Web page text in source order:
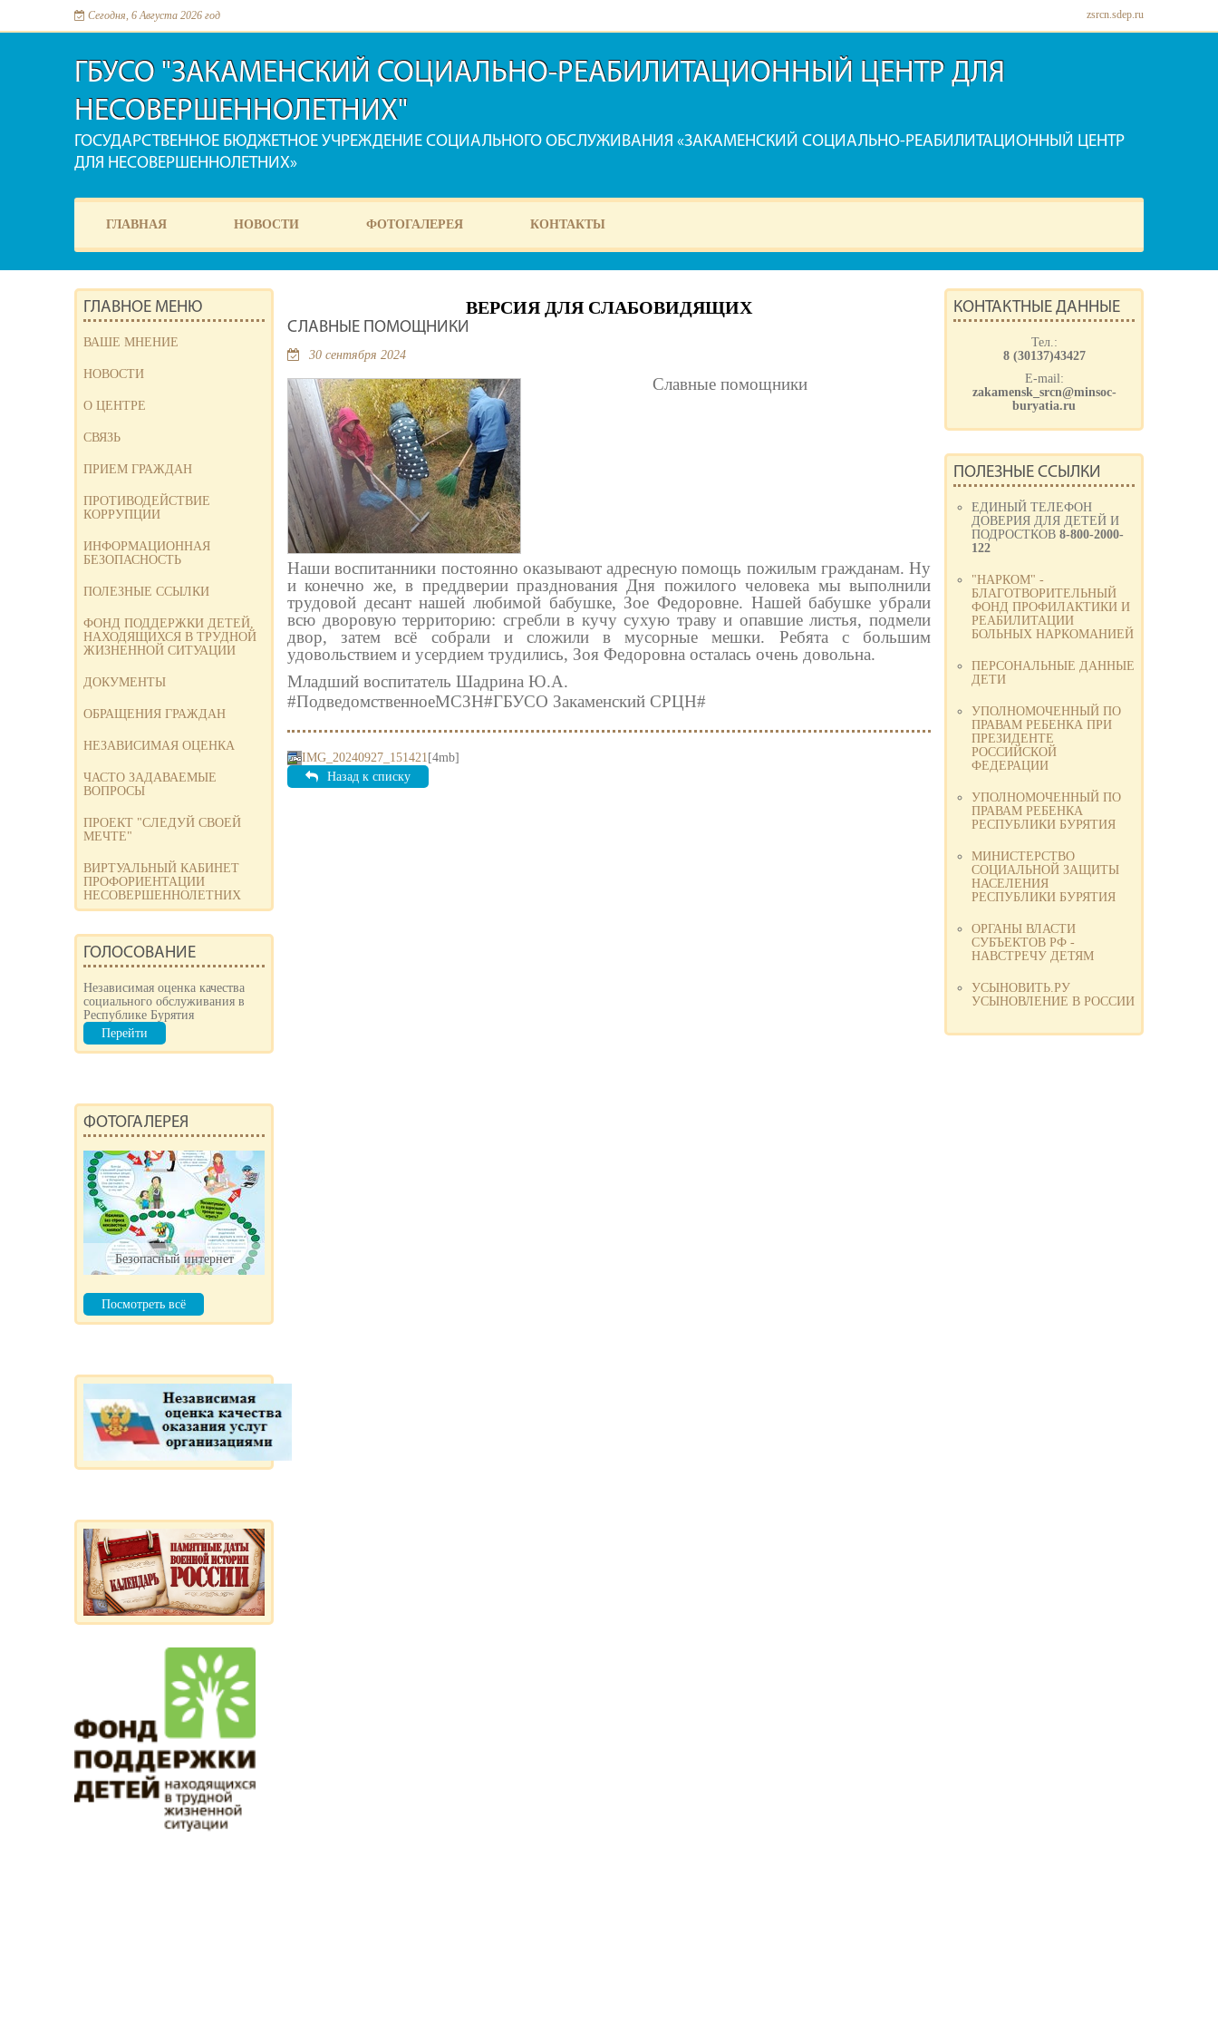
Сегодня, 6 Августа 2026 год zsrcn.sdep.ru
ГБУСО "ЗАКАМЕНСКИЙ СОЦИАЛЬНО-РЕАБИЛИТАЦИОННЫЙ ЦЕНТР ДЛЯ
НЕСОВЕРШЕННОЛЕТНИХ"
ГОСУДАРСТВЕННОЕ БЮДЖЕТНОЕ УЧРЕЖДЕНИЕ СОЦИАЛЬНОГО ОБСЛУЖИВАНИЯ «ЗАКАМЕНСКИЙ СОЦИАЛЬНО-РЕАБИЛИТАЦИОННЫЙ ЦЕНТР
ДЛЯ НЕСОВЕРШЕННОЛЕТНИХ»
ГЛАВНАЯ НОВОСТИ ФОТОГАЛЕРЕЯ КОНТАКТЫ
ГЛАВНОЕ МЕНЮ
ВАШЕ МНЕНИЕ
НОВОСТИ
О ЦЕНТРЕ
СВЯЗЬ
ПРИЕМ ГРАЖДАН
ПРОТИВОДЕЙСТВИЕ
КОРРУПЦИИ
ИНФОРМАЦИОННАЯ
БЕЗОПАСНОСТЬ
ПОЛЕЗНЫЕ ССЫЛКИ
ФОНД ПОДДЕРЖКИ ДЕТЕЙ,
НАХОДЯЩИХСЯ В ТРУДНОЙ
ЖИЗНЕННОЙ СИТУАЦИИ
ДОКУМЕНТЫ
ОБРАЩЕНИЯ ГРАЖДАН
НЕЗАВИСИМАЯ ОЦЕНКА
ЧАСТО ЗАДАВАЕМЫЕ
ВОПРОСЫ
ПРОЕКТ "СЛЕДУЙ СВОЕЙ
МЕЧТЕ"
ВИРТУАЛЬНЫЙ КАБИНЕТ
ПРОФОРИЕНТАЦИИ
НЕСОВЕРШЕННОЛЕТНИХ
ГОЛОСОВАНИЕ
Независимая оценка качества
социального обслуживания в
Республике Бурятия
Перейти
ФОТОГАЛЕРЕЯ
Безопасный интернет
Посмотреть всё
ВЕРСИЯ ДЛЯ СЛАБОВИДЯЩИХ
СЛАВНЫЕ ПОМОЩНИКИ
30 сентября 2024
Славные помощники
Наши воспитанники постоянно оказывают адресную помощь пожилым гражданам. Ну
и конечно же, в преддверии празднования Дня пожилого человека мы выполнили
трудовой десант нашей любимой бабушке, Зое Федоровне. Нашей бабушке убрали
всю дворовую территорию: сгребли в кучу сухую траву и опавшие листья, подмели
двор, затем всё собрали и сложили в мусорные мешки. Ребята с большим
удовольствием и усердием трудились, Зоя Федоровна осталась очень довольна.
Младший воспитатель Шадрина Ю.А.
#ПодведомственноеМСЗН#ГБУСО Закаменский СРЦН#
IMG_20240927_151421 [4mb]
Назад к списку
КОНТАКТНЫЕ ДАННЫЕ
Тел.:
8 (30137)43427
E-mail:
zakamensk_srcn@minsoc-
buryatia.ru
ПОЛЕЗНЫЕ ССЫЛКИ
ЕДИНЫЙ ТЕЛЕФОН
ДОВЕРИЯ ДЛЯ ДЕТЕЙ И
ПОДРОСТКОВ 8-800-2000-
122
"НАРКОМ" -
БЛАГОТВОРИТЕЛЬНЫЙ
ФОНД ПРОФИЛАКТИКИ И
РЕАБИЛИТАЦИИ
БОЛЬНЫХ НАРКОМАНИЕЙ
ПЕРСОНАЛЬНЫЕ ДАННЫЕ
ДЕТИ
УПОЛНОМОЧЕННЫЙ ПО
ПРАВАМ РЕБЕНКА ПРИ
ПРЕЗИДЕНТЕ
РОССИЙСКОЙ
ФЕДЕРАЦИИ
УПОЛНОМОЧЕННЫЙ ПО
ПРАВАМ РЕБЕНКА
РЕСПУБЛИКИ БУРЯТИЯ
МИНИСТЕРСТВО
СОЦИАЛЬНОЙ ЗАЩИТЫ
НАСЕЛЕНИЯ
РЕСПУБЛИКИ БУРЯТИЯ
ОРГАНЫ ВЛАСТИ
СУБЪЕКТОВ РФ -
НАВСТРЕЧУ ДЕТЯМ
УСЫНОВИТЬ.РУ
УСЫНОВЛЕНИЕ В РОССИИ